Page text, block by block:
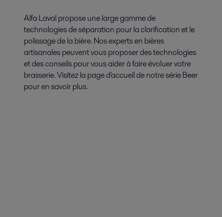
Alfa Laval propose une large gamme de
technologies de séparation pour la clarification et le
polissage de la bière. Nos experts en bières
artisanales peuvent vous proposer des technologies
et des conseils pour vous aider à faire évoluer votre
brasserie. Visitez la page d'accueil de notre série Beer
pour en savoir plus.